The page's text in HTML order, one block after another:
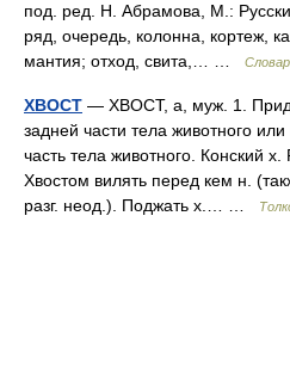
под. ред. Н. Абрамова, М.:
ряд, очередь, колонна, кортеж,
мантия; отход, свита,… …
ХВОСТ — ХВОСТ, а, муж. 1.
задней части тела животного
часть тела животного. Конский
Хвостом вилять перед кем н.
разг. неод.). Поджать х.… …